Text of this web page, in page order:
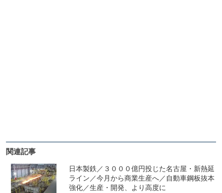
関連記事
日本製鉄／３０００億円投じた名古屋・新熱延
ライン／今月から商業生産へ／自動車鋼板抜本
強化／生産・開発、より高度に